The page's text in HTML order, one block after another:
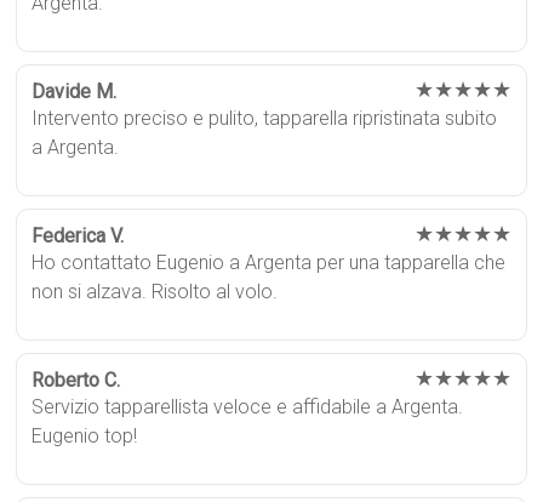
Davide M. ★★★★★
Intervento preciso e pulito, tapparella ripristinata subito
a Argenta.
Federica V. ★★★★★
Ho contattato Eugenio a Argenta per una tapparella che
non si alzava. Risolto al volo.
Roberto C. ★★★★★
Servizio tapparellista veloce e affidabile a Argenta.
Eugenio top!